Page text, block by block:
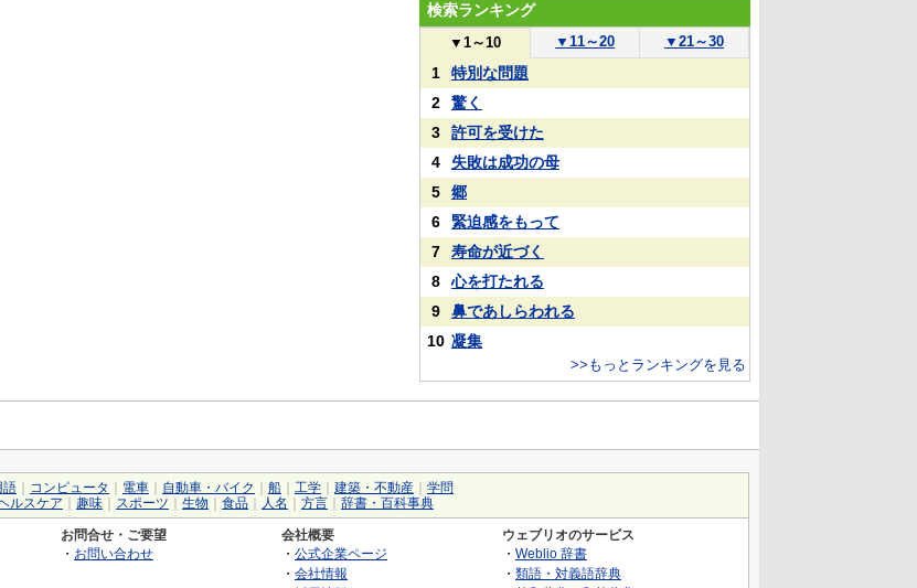
検索ランキング
▼ 1～10 ▼ 11～20 ▼ 21～30
1
特別な問題
2
驚く
3
許可を受けた
4
失敗は成功の母
5
郷
6
緊迫感をもって
7
寿命が近づく
8
心を打たれる
9
鼻であしらわれる
10 凝集
>>もっとランキングを見る
語 コンピュータ 電車 自動車・バイク 船 工学 建築・不動産
学問
ルスケア 趣味 スポーツ 生物 食品 人名 方言 辞書・百科事典
お問合せ・ご要望
・ お問い合わせ
会社概要
・ 公式企業ページ
・ 会社情報
ウェブリオのサービス
・ Weblio 辞書
・ 類語・対義語辞典